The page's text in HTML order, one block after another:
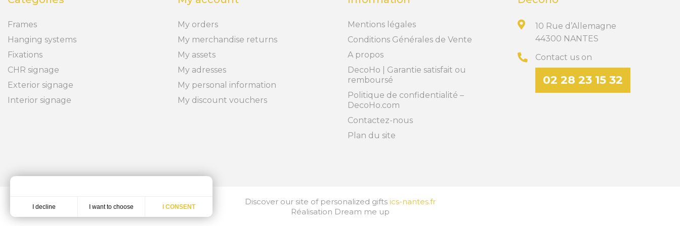
Frames
Hanging systems
Fixations
CHR signage
Exterior signage
Interior signage
My orders
My merchandise returns
My assets
My adresses
My personal information
My discount vouchers
Mentions légales
Conditions Générales de Vente
A propos
DecoHo | Garantie satisfait ou
remboursé
Politique de confidentialité –
DecoHo.com
Contactez-nous
Plan du site
10 Rue d’Allemagne
44300 NANTES
Contact us on
02 28 23 15 32
I decline I want to choose I CONSENT
Discover our site of personalized gifts ics-nantes.fr
Réalisation Dream me up